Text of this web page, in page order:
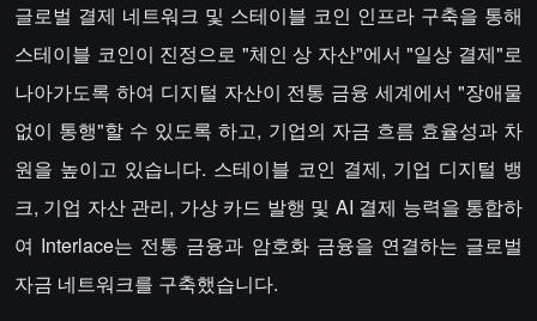
글로벌 결제 네트워크 및 스테이블 코인 인프라 구축을 통해
스테이블 코인이 진정으로 "체인 상 자산"에서 "일상 결제"로
나아가도록 하여 디지털 자산이 전통 금융 세계에서 "장애물
없이 통행"할 수 있도록 하고, 기업의 자금 흐름 효율성과 차
원을 높이고 있습니다. 스테이블 코인 결제, 기업 디지털 뱅
크, 기업 자산 관리, 가상 카드 발행 및 AI 결제 능력을 통합하
여 Interlace는 전통 금융과 암호화 금융을 연결하는 글로벌
자금 네트워크를 구축했습니다.